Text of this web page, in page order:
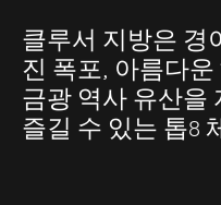
클루서 지방은 경
진 폭포, 아름다
금광 역사 유산을
즐길 수 있는 톱8